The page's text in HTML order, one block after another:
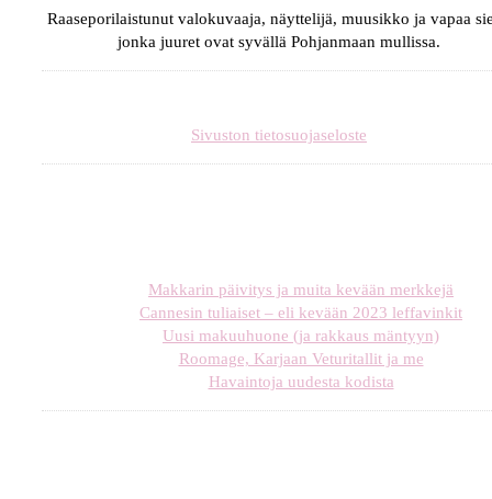
Raaseporilaistunut valokuvaaja, näyttelijä, muusikko ja vapaa
jonka juuret ovat syvällä Pohjanmaan mullissa.
Sivuston tietosuojaseloste
Makkarin päivitys ja muita kevään merkkejä
Cannesin tuliaiset – eli kevään 2023 leffavinkit
Uusi makuuhuone (ja rakkaus mäntyyn)
Roomage, Karjaan Veturitallit ja me
Havaintoja uudesta kodista